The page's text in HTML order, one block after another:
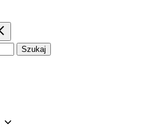
Szukaj